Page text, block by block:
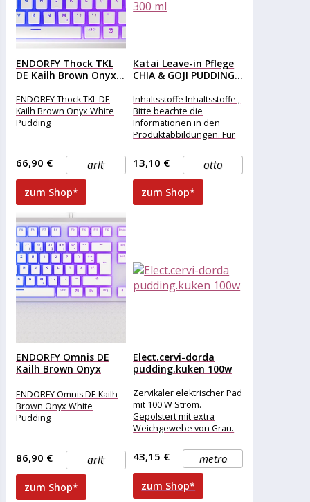
ENDORFY Thock TKL
DE Kailh Brown Onyx...
ENDORFY Thock TKL DE
Kailh Brown Onyx White
Pudding
arlt
66,90 €
zum Shop*
Katai Leave-in Pflege
CHIA & GOJI PUDDING...
Inhaltsstoffe Inhaltsstoffe ,
Bitte beachte die
Informationen in den
Produktabbildungen. Für
des Produktes ist der
Hersteller verantwortlich.
Aufgrund
otto
13,10 €
zum Shop*
ENDORFY Omnis DE
Kailh Brown Onyx
ENDORFY Omnis DE Kailh
Brown Onyx White
Pudding
arlt
86,90 €
zum Shop*
Elect.cervi-dorda
pudding.kuken 100w
Zervikaler elektrischer Pad
mit 100 W Strom.
Gepolstert mit extra
Weichgewebe von Grau.
Lenden- und Rückenzone
angezeigt.
metro
43,15 €
zum Shop*